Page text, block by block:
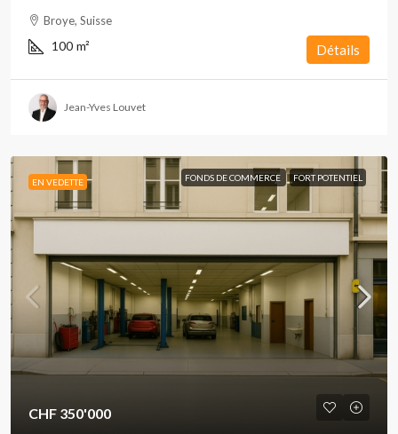
Broye, Suisse
100 m² Détails
Jean-Yves Louvet
EN VEDETTE FONDS DE COMMERCE FORT POTENTIEL
CHF 350'000